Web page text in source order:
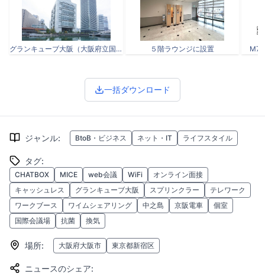
グランキューブ大阪（大阪府立国際会議場） ※写真中央の建物 ５階ラウンジに設置
一括ダウンロード
ジャンル: BtoB・ビジネス ネット・IT ライフスタイル
タグ:
CHATBOX MICE web会議 WiFi
オンライン面接
キャッシュレス
グランキューブ大阪 スプリンクラー
テレワーク
ワークブース
ワイムシェアリング 中之島 京阪電車
個室
国際会議場
抗菌 換気
場所: 大阪府大阪市 東京都新宿区
ニュースのシェア: